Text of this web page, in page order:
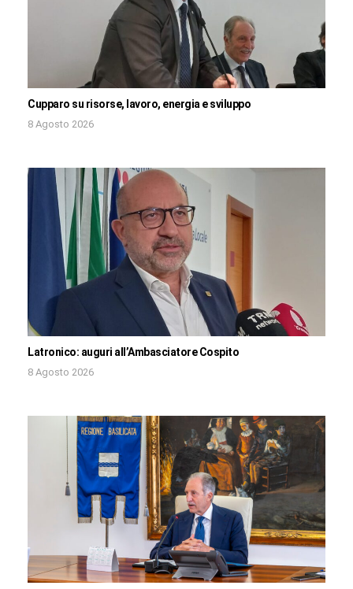
Cupparo su risorse, lavoro, energia e sviluppo
8 Agosto 2026
Latronico: auguri all’Ambasciatore Cospito
8 Agosto 2026